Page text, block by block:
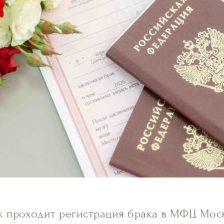
проходит регистрация брака в МФЦ